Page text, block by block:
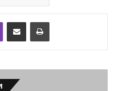
Viber Надіслати електронною поштоюНадрукувати